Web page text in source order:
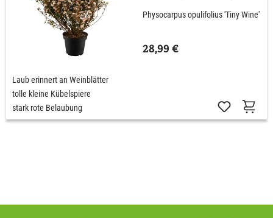
Physocarpus opulifolius 'Tiny Wine'
28,99 €
Laub erinnert an Weinblätter
tolle kleine Kübelspiere
stark rote Belaubung